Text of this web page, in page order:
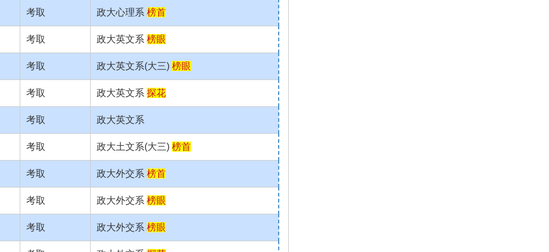
考取 政大心理系 榜首
考取 政大英文系 榜眼
考取 政大英文系(大三) 榜眼
考取 政大英文系 探花
考取 政大英文系
考取 政大土文系(大三) 榜首
考取 政大外交系 榜首
考取 政大外交系 榜眼
考取 政大外交系 榜眼